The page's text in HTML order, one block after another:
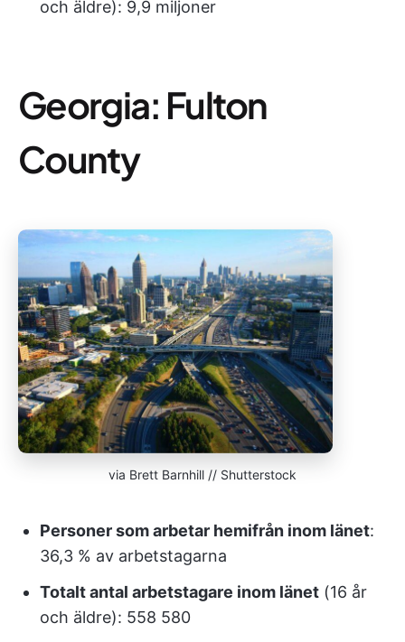
och äldre): 9,9 miljoner
Georgia: Fulton
County
via Brett Barnhill // Shutterstock
Personer som arbetar hemifrån inom länet:
36,3 % av arbetstagarna
Totalt antal arbetstagare inom länet (16 år
och äldre): 558 580